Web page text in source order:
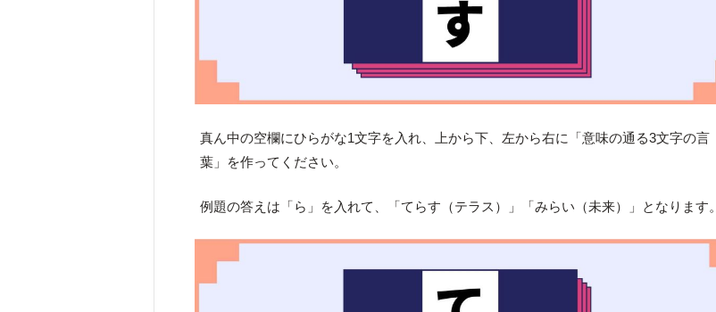
真ん中の空欄にひらがな1文字を入れ、上から下、左から右に「意味の通る3文字の言
葉」を作ってください。
例題の答えは「ら」を入れて、「てらす（テラス）」「みらい（未来）」となります。